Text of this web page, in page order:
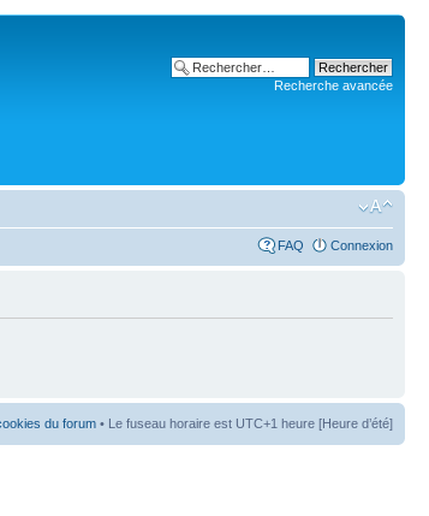
Recherche avancée
FAQ Connexion
du forum • Le fuseau horaire est UTC+1 heure [Heure d’été]